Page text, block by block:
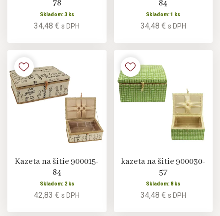
78
Skladom: 3 ks
34,48 €s DPH
84
Skladom: 1 ks
34,48 € s DPH
Kazeta na šitie 900015-
84
Skladom: 2 ks
42,83 €s DPH
kazeta na šitie 900030-
57
Skladom: 8 ks
34,48 € s DPH